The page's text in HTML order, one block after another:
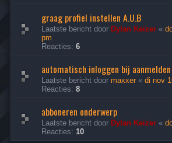
graag profiel instellen A.U.B
Laatste bericht door Dylan Keizer «
pm
Reacties: 6
automatisch inloggen bij aanmelden
Laatste bericht door maxxer « di nov
Reacties: 8
abboneren onderwerp
Laatste bericht door Dylan Keizer «
Reacties: 10